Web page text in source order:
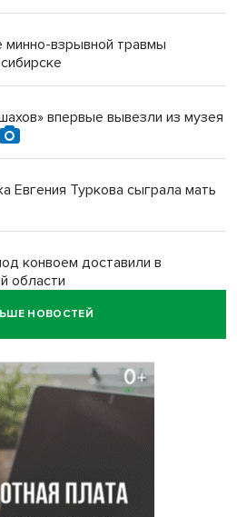
взрывной травмы
впервые вывезли из музея
Евгения Туркова сыграла мать
конвоем доставили в
области
НОВОСТЕЙ